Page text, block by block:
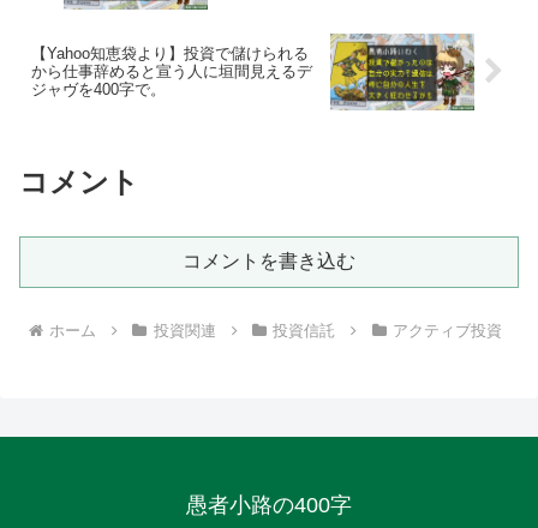
【Yahoo知恵袋より】投資で儲けられる
から仕事辞めると宣う人に垣間見えるデ
ジャヴを400字で。
コメント
コメントを書き込む
ホーム 投資関連 投資信託 アクティブ投資
愚者小路の400字